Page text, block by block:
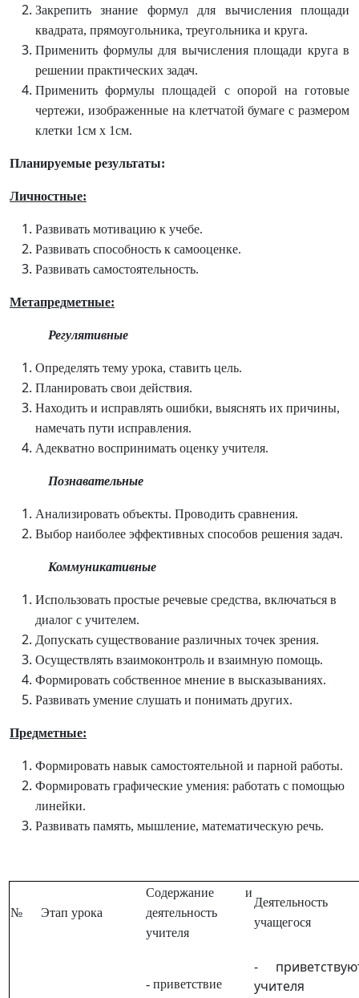
Закрепить знание формул для вычисления площади
квадрата, прямоугольника, треугольника и круга.
Применить формулы для вычисления площади круга в
решении практических задач.
Применить формулы площадей с опорой на готовые
чертежи, изображенные на клетчатой бумаге с размером
клетки 1см x 1см.
Планируемые результаты:
Личностные:
Развивать мотивацию к учебе.
Развивать способность к самооценке.
Развивать самостоятельность.
Метапредметные:
Регулятивные
Определять тему урока, ставить цель.
Планировать свои действия.
Находить и исправлять ошибки, выяснять их причины,
намечать пути исправления.
Адекватно воспринимать оценку учителя.
Познавательные
Анализировать объекты. Проводить сравнения.
Выбор наиболее эффективных способов решения задач.
Коммуникативные
Использовать простые речевые средства, включаться в
диалог с учителем.
Допускать существование различных точек зрения.
Осуществлять взаимоконтроль и взаимную помощь.
Формировать собственное мнение в высказываниях.
Развивать умение слушать и понимать других.
Предметные:
Формировать навык самостоятельной и парной работы.
Формировать графические умения: работать с помощью
линейки.
Развивать память, мышление, математическую речь.
№ Этап урока
Содержание и
деятельность
учителя
Деятельность
учащегося
- приветствие
-
учителя